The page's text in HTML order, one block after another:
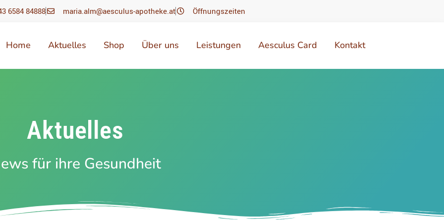
6584 84888 maria.alm@aesculus-apotheke.at Öffnungszeiten
Home Aktuelles Shop Über uns Leistungen Aesculus Card Kontakt
Aktuelles
für ihre Gesundheit